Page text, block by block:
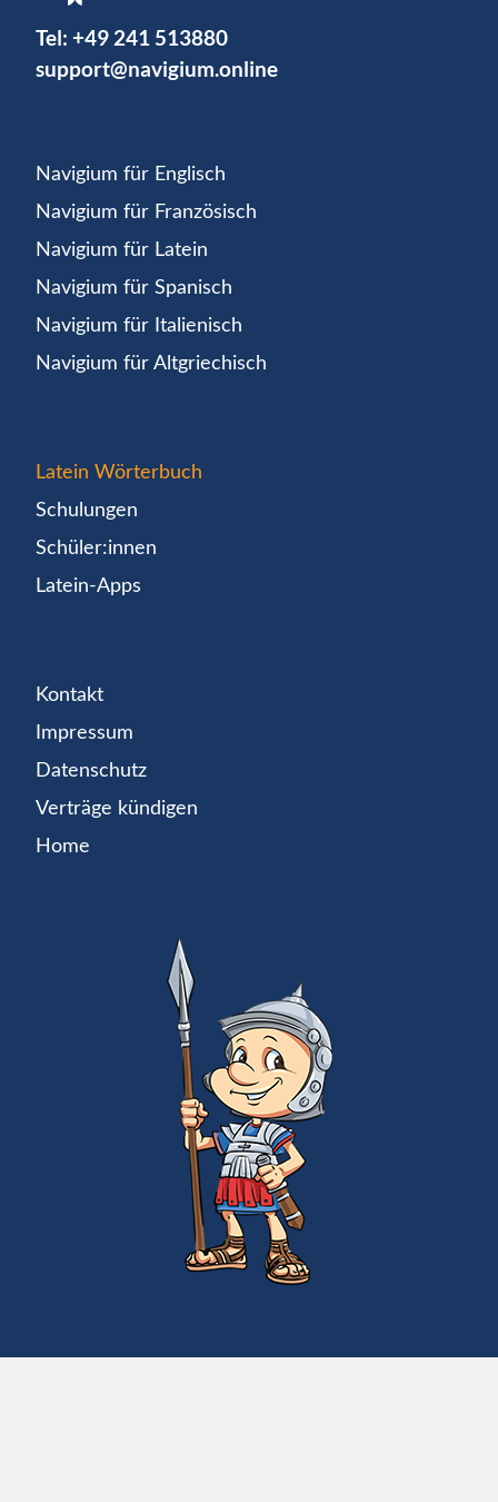
Tel: +49 241 513880
support@navigium.online
Navigium für Englisch
Navigium für Französisch
Navigium für Latein
Navigium für Spanisch
Navigium für Italienisch
Navigium für Altgriechisch
Latein Wörterbuch
Schulungen
Schüler:innen
Latein-Apps
Kontakt
Impressum
Datenschutz
Verträge kündigen
Home